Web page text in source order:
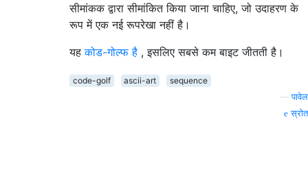
सीमांकक द्वारा सीमांकित किया जाना चाहिए, जो उदाहरण के
रूप में एक नई रूपरेखा नहीं है।
यहकोड-गोल्फ है , इसलिए सबसे कम बाइट जीतती है।
code-golf ascii-art
sequence
—पावेल
स्रोत